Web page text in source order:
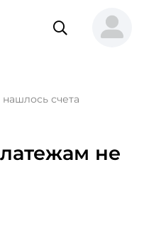
счета
не